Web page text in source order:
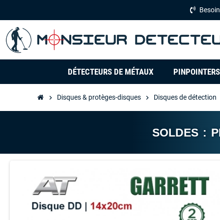
DÉTECTEURS DE MÉTAUX PINPOINTERS
chevron_right Disques & protèges-disques chevron_right Disques de détection
SOLDES :